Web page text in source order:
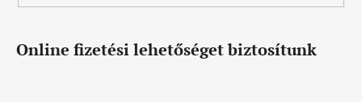
Online fizetési lehetőséget biztosítunk